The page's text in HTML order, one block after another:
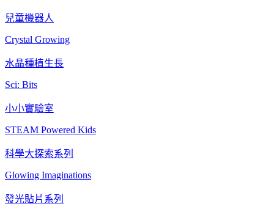
兒童機器人
Crystal Growing
水晶種植生長
Sci: Bits
小小實驗室
STEAM Powered Kids
科學大探索系列
Glowing Imaginations
發光貼片系列